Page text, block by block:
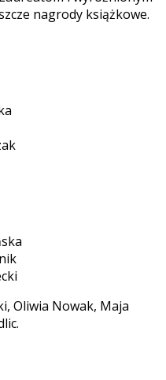
nagrody książkowe.
Oliwia Nowak, Maja